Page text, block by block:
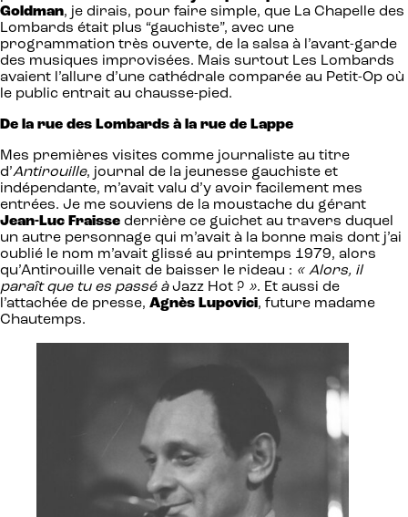
Goldman, je dirais, pour faire simple, que La Chapelle des
Lombards était plus “gauchiste”, avec une
programmation très ouverte, de la salsa à l’avant-garde
des musiques improvisées. Mais surtout Les Lombards
avaient l’allure d’une cathédrale comparée au Petit-Op où
le public entrait au chausse-pied.
De la rue des Lombards à la rue de Lappe
Mes premières visites comme journaliste au titre
d’Antirouille, journal de la jeunesse gauchiste et
indépendante, m’avait valu d’y avoir facilement mes
entrées. Je me souviens de la moustache du gérant
Jean-Luc Fraisse derrière ce guichet au travers duquel
un autre personnage qui m’avait à la bonne mais dont j’ai
oublié le nom m’avait glissé au printemps 1979, alors
qu’Antirouille venait de baisser le rideau : « Alors, il
paraît que tu es passé àJazz Hot ? ». Et aussi de
l’attachée de presse, Agnès Lupovici, future madame
Chautemps.